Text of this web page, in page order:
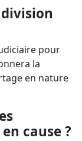
pour
la
en nature
cause ?